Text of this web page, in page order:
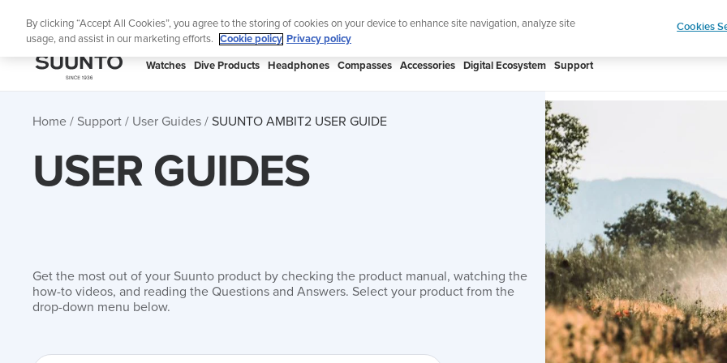
Lightweight sports watch designed for runners Shop
SUUNTO
Watches Dive Products Headphones Compasses Accessories Digital Ecosystem Support
Home Support User Guides SUUNTO AMBIT2 USER GUIDE
USER GUIDES
Get the most out of your Suunto product by checking the product manual, watching the
how-to videos, and reading the Questions and Answers. Select your product from the
drop-down menu below.
By clicking “Accept All Cookies”, you agree to the storing of cookies on your device to enhance site navigation, analyze site
usage, and assist in our marketing efforts.
Cookie policy Privacy policy
Cookies